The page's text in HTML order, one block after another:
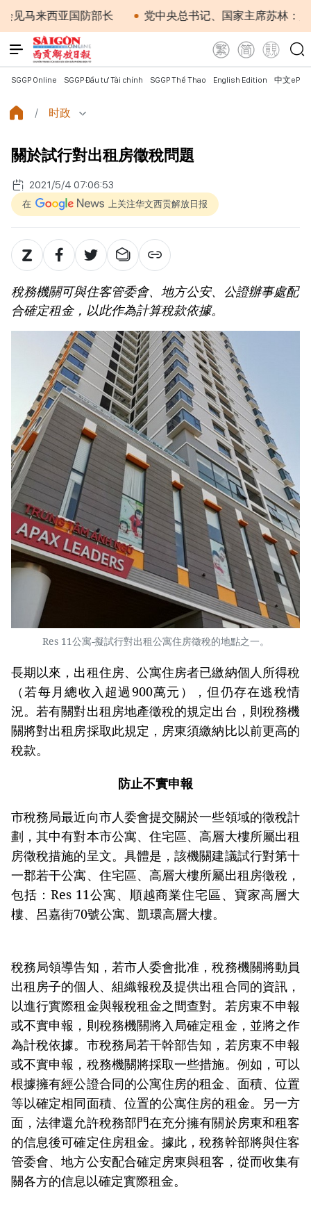
西亚国防部长 党中央总书记、国家主席苏林：越南与
SGGP Online SGGP Đầu tư Tài chính SGGP Thể Thao English Edition 中文
时政
關於試行對出租房徵稅問題
2021/5/4 07:06:53
在 上关注华文西贡解放日报
稅務機關可與住客管委會、地方公安、公證辦事處配
合確定租金，以此作為計算稅款依據。
Res 11公寓-擬試行對出租公寓住房徵稅的地點之一。
長期以來，出租住房、公寓住房者已繳納個人所得稅
（若每月總收入超過900萬元），但仍存在逃稅情
況。若有關對出租房地產徵稅的規定出台，則稅務機
關將對出租房採取此規定，房東須繳納比以前更高的
稅款。
防止不實申報
市稅務局最近向市人委會提交關於一些領域的徵稅計
劃，其中有對本市公寓、住宅區、高層大樓所屬出租
房徵稅措施的呈文。具體是，該機關建議試行對第十
一郡若干公寓、住宅區、高層大樓所屬出租房徵稅，
包括：Res 11公寓、順越商業住宅區、寶家高層大
樓、呂嘉街70號公寓、凱環高層大樓。
稅務局領導告知，若市人委會批准，稅務機關將動員
出租房子的個人、組織報稅及提供出租合同的資訊，
以進行實際租金與報稅租金之間查對。若房東不申報
或不實申報，則稅務機關將入局確定租金，並將之作
為計稅依據。市稅務局若干幹部告知，若房東不申報
或不實申報，稅務機關將採取一些措施。例如，可以
根據擁有經公證合同的公寓住房的租金、面積、位置
等以確定相同面積、位置的公寓住房的租金。另一方
面，法律還允許稅務部門在充分擁有關於房東和租客
的信息後可確定住房租金。據此，稅務幹部將與住客
管委會、地方公安配合確定房東與租客，從而收集有
關各方的信息以確定實際租金。